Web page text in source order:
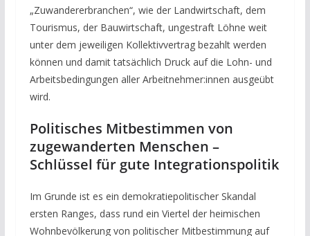
„Zuwandererbranchen“, wie der Landwirtschaft, dem
Tourismus, der Bauwirtschaft, ungestraft Löhne weit
unter dem jeweiligen Kollektivvertrag bezahlt werden
können und damit tatsächlich Druck auf die Lohn- und
Arbeitsbedingungen aller Arbeitnehmer:innen ausgeübt
wird.
Politisches Mitbestimmen von
zugewanderten Menschen –
Schlüssel für gute Integrationspolitik
Im Grunde ist es ein demokratiepolitischer Skandal
ersten Ranges, dass rund ein Viertel der heimischen
Wohnbevölkerung von politischer Mitbestimmung auf